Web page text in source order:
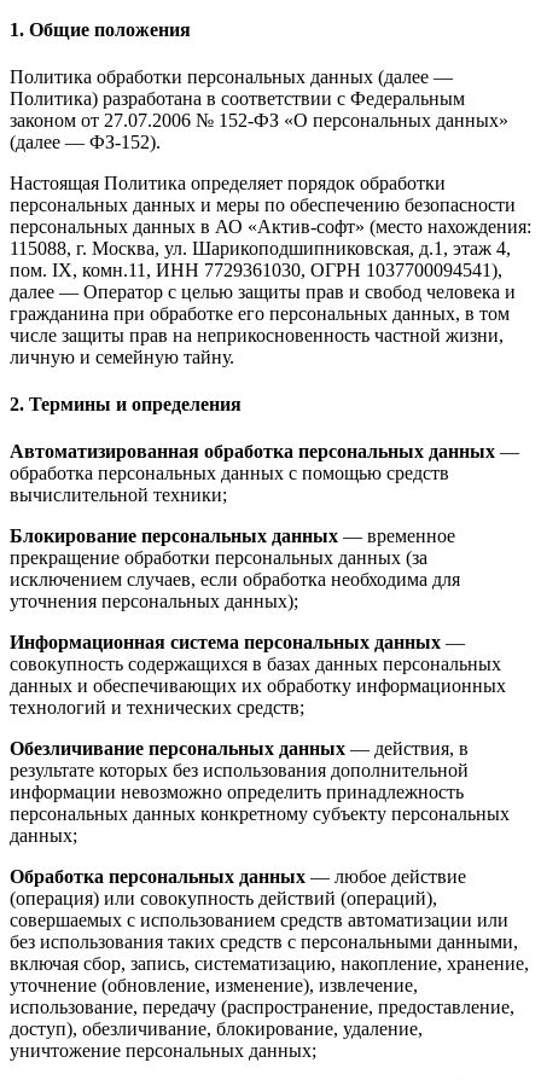
1. Общие положения
Политика обработки персональных данных (далее —
Политика) разработана в соответствии с Федеральным
законом от 27.07.2006 № 152-ФЗ «О персональных данных»
(далее — ФЗ-152).
Настоящая Политика определяет порядок обработки
персональных данных и меры по обеспечению безопасности
персональных данных в АО «Актив-софт» (место нахождения:
115088, г. Москва, ул. Шарикоподшипниковская, д.1, этаж 4,
пом. IX, комн.11, ИНН 7729361030, ОГРН 1037700094541),
далее — Оператор с целью защиты прав и свобод человека и
гражданина при обработке его персональных данных, в том
числе защиты прав на неприкосновенность частной жизни,
личную и семейную тайну.
2. Термины и определения
Автоматизированная обработка персональных данных —
обработка персональных данных с помощью средств
вычислительной техники;
Блокирование персональных данных — временное
прекращение обработки персональных данных (за
исключением случаев, если обработка необходима для
уточнения персональных данных);
Информационная система персональных данных —
совокупность содержащихся в базах данных персональных
данных и обеспечивающих их обработку информационных
технологий и технических средств;
Обезличивание персональных данных — действия, в
результате которых без использования дополнительной
информации невозможно определить принадлежность
персональных данных конкретному субъекту персональных
данных;
Обработка персональных данных — любое действие
(операция) или совокупность действий (операций),
совершаемых с использованием средств автоматизации или
без использования таких средств с персональными данными,
включая сбор, запись, систематизацию, накопление, хранение,
уточнение (обновление, изменение), извлечение,
использование, передачу (распространение, предоставление,
доступ), обезличивание, блокирование, удаление,
уничтожение персональных данных;